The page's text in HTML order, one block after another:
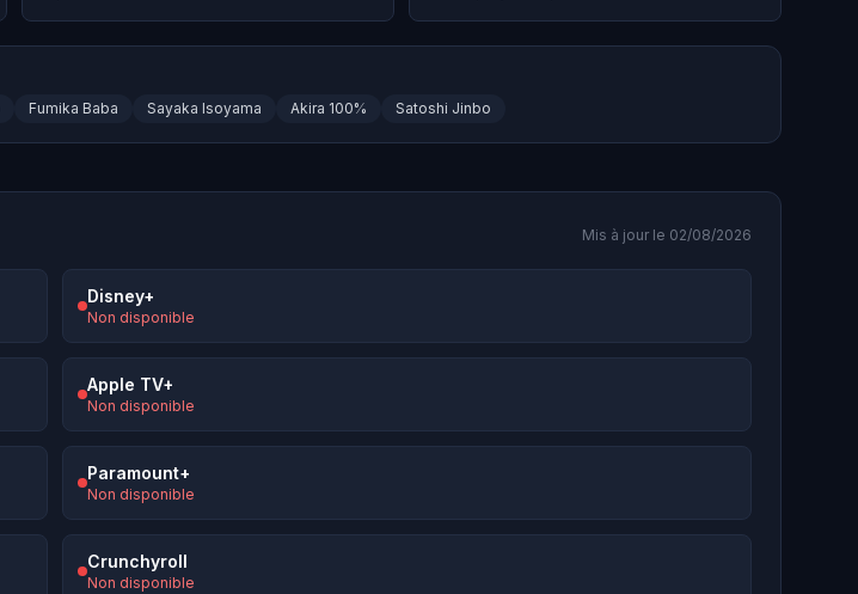
Fumika Baba Sayaka Isoyama Akira 100% Satoshi Jinbo
Mis à jour le 02/08/2026
Disney+
Non disponible
Apple TV+
Non disponible
Paramount+
Non disponible
Crunchyroll
Non disponible